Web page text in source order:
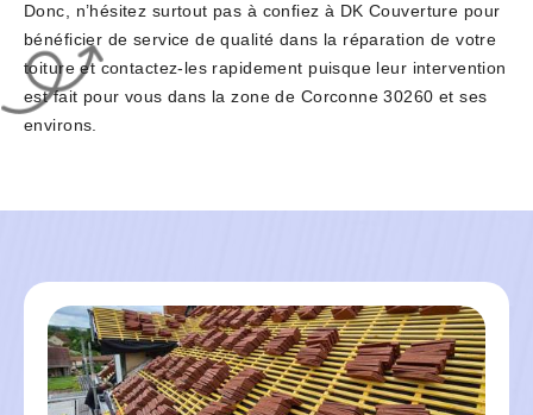
Donc, n’hésitez surtout pas à confiez à DK Couverture pour
bénéficier de service de qualité dans la réparation de votre
toiture et contactez-les rapidement puisque leur intervention
est fait pour vous dans la zone de Corconne 30260 et ses
environs.